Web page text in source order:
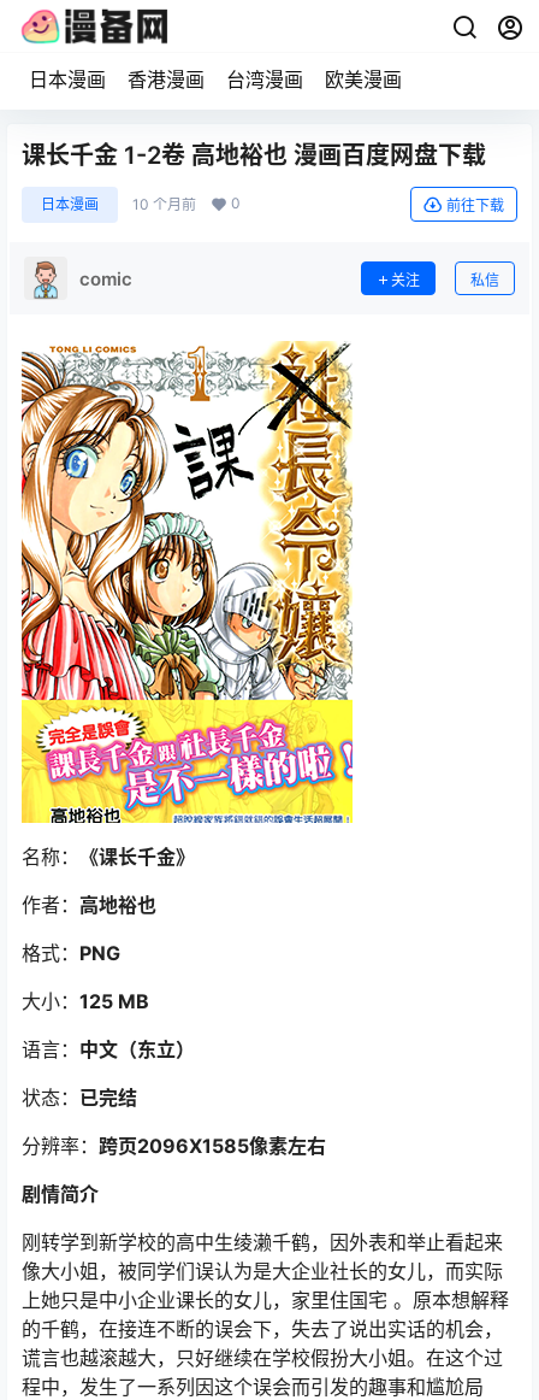
日本漫画 香港漫画 台湾漫画 欧美漫画
课长千金 1-2卷 高地裕也 漫画百度网盘下载
日本漫画 10 个月前 0 前往下载
comic 关注 私信
名称： 《课长千金》
作者： 高地裕也
格式： PNG
大小： 125 MB
语言： 中文（东立）
状态： 已完结
分辨率： 跨页2096X1585像素左右
剧情简介
刚转学到新学校的高中生绫濑千鹤，因外表和举止看起来
像大小姐，被同学们误认为是大企业社长的女儿，而实际
上她只是中小企业课长的女儿，家里住国宅 。原本想解释
的千鹤，在接连不断的误会下，失去了说出实话的机会，
谎言也越滚越大，只好继续在学校假扮大小姐。在这个过
程中，发生了一系列因这个误会而引发的趣事和尴尬局